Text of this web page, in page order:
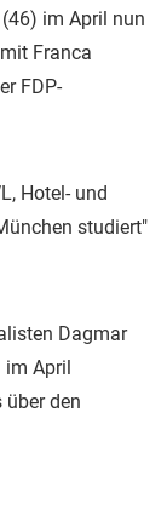
im April nun
Franca
FDP-
Hotel- und
studiert"
Dagmar
im April
den